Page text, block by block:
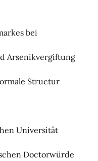
bei
Arsenikvergiftung
Structur
Universität
Doctorwürde